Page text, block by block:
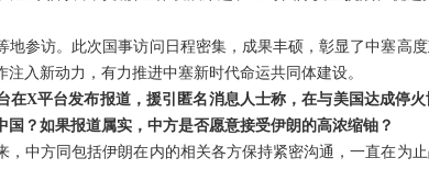
地参访。此次国事访问日程密集，成果丰硕，彰显了中塞高
入新动力，有力推进中塞新时代命运共同体建设。
在X平台发布报道，援引匿名消息人士称，在与美国达成停
？如果报道属实，中方是否愿意接受伊朗的高浓缩铀？
，中方同包括伊朗在内的相关各方保持紧密沟通，一直在为